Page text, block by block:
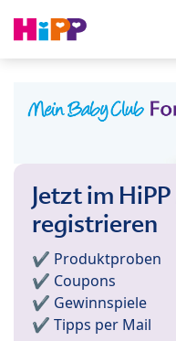
Jetzt im
registrieren
✔️ Produktproben
✔️ Coupons
✔️ Gewinnspiele
✔️ Tipps per Mail